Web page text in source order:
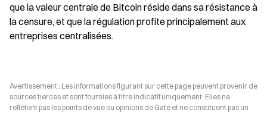
que la valeur centrale de Bitcoin réside dans sa résistance à
la censure, et que la régulation profite principalement aux
entreprises centralisées.
Avertissement : Les informations figurant sur cette page peuvent provenir de
sources tierces et sont fournies à titre indicatif uniquement. Elles ne
reflètent pas les points de vue ou opinions de Gate et ne constituent pas un